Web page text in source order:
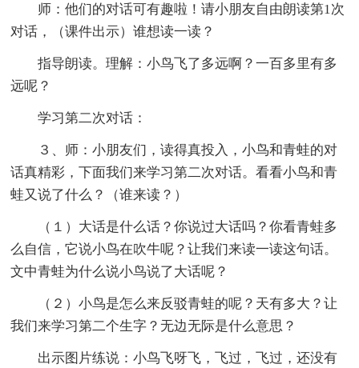
师：他们的对话可有趣啦！请小朋友自由朗读第1次
对话，（课件出示）谁想读一读？
指导朗读。理解：小鸟飞了多远啊？一百多里有多
远呢？
学习第二次对话：
３、师：小朋友们，读得真投入，小鸟和青蛙的对
话真精彩，下面我们来学习第二次对话。看看小鸟和青
蛙又说了什么？（谁来读？）
（１）大话是什么话？你说过大话吗？你看青蛙多
么自信，它说小鸟在吹牛呢？让我们来读一读这句话。
文中青蛙为什么说小鸟说了大话呢？
（２）小鸟是怎么来反驳青蛙的呢？天有多大？让
我们来学习第二个生字？无边无际是什么意思？
出示图片练说：小鸟飞呀飞，飞过，飞过，还没有